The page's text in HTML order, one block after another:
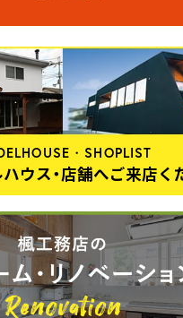
・SHOPLIST
ウス・店舗へご来店く